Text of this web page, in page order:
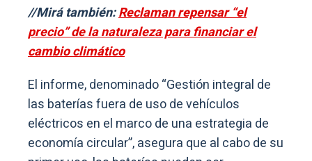
//Mirá también:Reclaman repensar “el
precio” de la naturaleza para financiar el
cambio climático
El informe, denominado “Gestión integral de
las baterías fuera de uso de vehículos
eléctricos en el marco de una estrategia de
economía circular”, asegura que al cabo de su